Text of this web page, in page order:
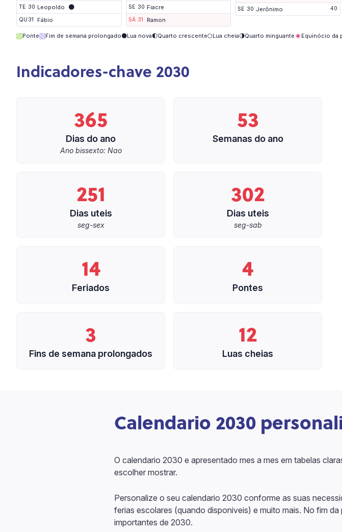
TE 30 Leopoldo 🌑
QU 31 Fábio
SE 30 Fiacre
SÁ 31 Ramon
SE 30 Jerônimo 40
Ponte Fim de semana prolongado🌑Lua nova🌓Quarto crescente🌕Lua cheia🌗Quarto minguante Equinócio da
Indicadores-chave 2030
365
Dias do ano
Ano bissexto: Nao
53
Semanas do ano
251
Dias uteis
seg-sex
302
Dias uteis
seg-sab
14
Feriados
4
Pontes
3
Fins de semana prolongados
12
Luas cheias
Calendario 2030
O calendario 2030 e apresentado mes a mes em tabelas
escolher mostrar.
Personalize o seu calendario 2030 conforme as suas
ferias escolares (quando disponiveis) e muito mais. No fim
importantes de 2030.